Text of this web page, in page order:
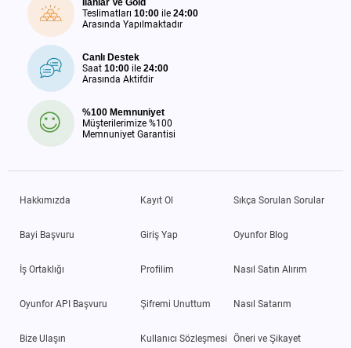
Teslimatları 10:00 ile 24:00
Arasında Yapılmaktadır
Canlı Destek
Saat 10:00 ile 24:00
Arasında Aktifdir
%100 Memnuniyet
Müşterilerimize %100
Memnuniyet Garantisi
Hakkımızda
Bayi Başvuru
İş Ortaklığı
Oyunfor API Başvuru
Bize Ulaşın
Kayıt Ol
Giriş Yap
Profilim
Şifremi Unuttum
Kullanıcı Sözleşmesi
Sıkça Sorulan Sorular
Oyunfor Blog
Nasıl Satın Alırım
Nasıl Satarım
Öneri ve Şikayet